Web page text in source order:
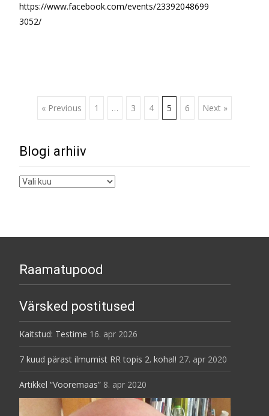
https://www.facebook.com/events/23392048699
3052/
Posts
navigation
« Previous 1 … 3 4 5 6 Next »
Blogi arhiiv
Blogi
Raamatupood
Värsked postitused
Kaitstud: Testime 16. apr 2026
7 kuud pärast ilmumist RR topis 2. kohal! 27. apr 2020
Artikkel “Vooremaas” 8. apr 2020